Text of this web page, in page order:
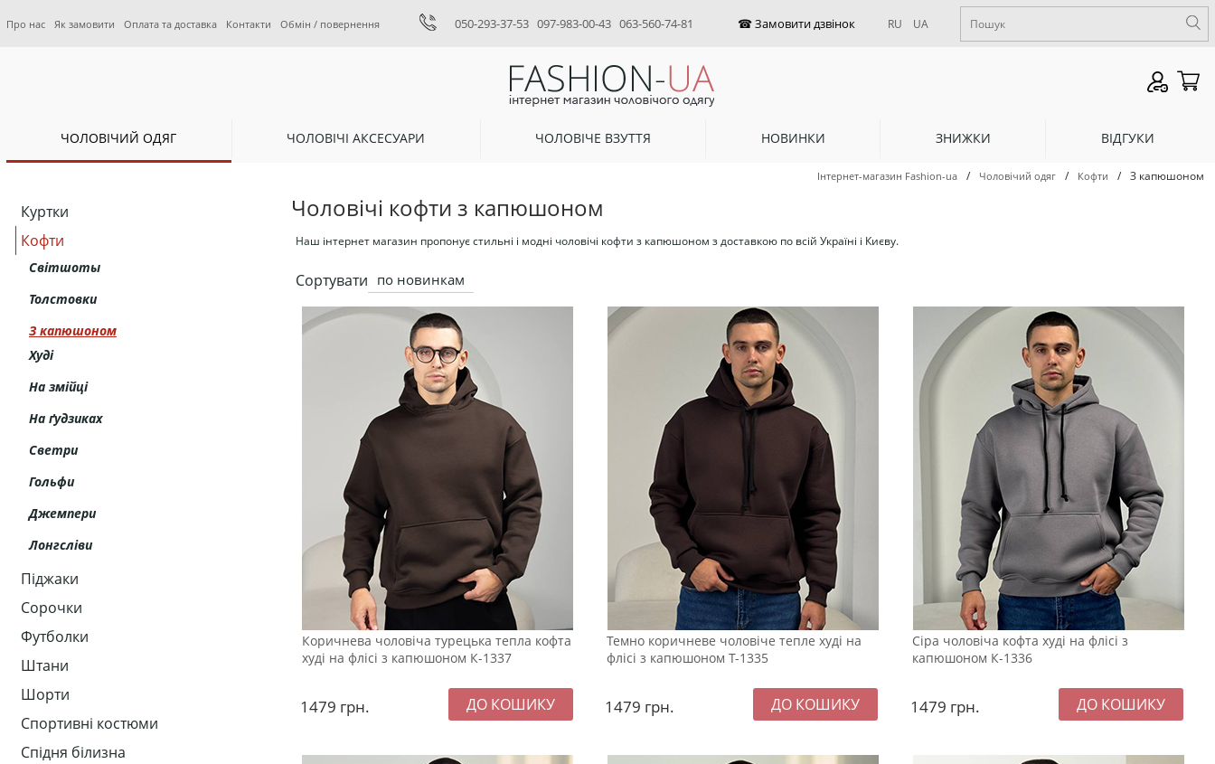
Про нас Як замовити Оплата та доставка Контакти Обмін / повернення 050-293-37-53 097-983-00-43 063-560-74-81 RU UA
ЧОЛОВІЧИЙ ОДЯГ ЧОЛОВІЧІ АКСЕСУАРИ ЧОЛОВІЧЕ ВЗУТТЯ НОВИНКИ ЗНИЖКИ ВІДГУКИ
Інтернет-магазин Fashion-ua / Чоловічий одяг / Кофти / З капюшоном
Куртки
Кофти
Світшоты
Толстовки
З капюшоном
Худі
На змійці
На ґудзиках
Светри
Гольфи
Джемпери
Лонгсліви
Піджаки
Сорочки
Футболки
Штани
Шорти
Спортивні костюми
Спідня білизна
Чоловічі кофти з капюшоном
Наш інтернет магазин пропонує стильні і модні чоловічі кофти з капюшоном з доставкою по всій Україні і Києву.
Сортувати по новинкам
Коричнева чоловіча турецька тепла кофта
худі на флісі з капюшоном К-1337
1479 грн.
Темно коричневе чоловіче тепле худі на
флісі з капюшоном Т-1335
1479 грн.
Сіра чоловіча кофта худі на флісі з
капюшоном К-1336
1479 грн.